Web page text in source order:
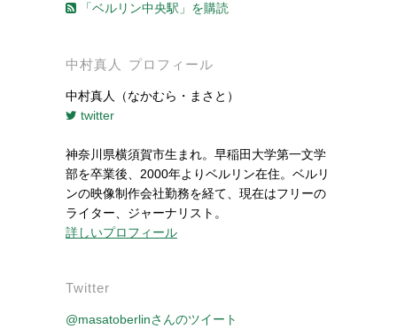
「ベルリン中央駅」を購読
中村真人 プロフィール
中村真人（なかむら・まさと）
twitter
神奈川県横須賀市生まれ。早稲田大学第一文学
部を卒業後、2000年よりベルリン在住。ベルリ
ンの映像制作会社勤務を経て、現在はフリーの
ライター、ジャーナリスト。
詳しいプロフィール
Twitter
@masatoberlinさんのツイート